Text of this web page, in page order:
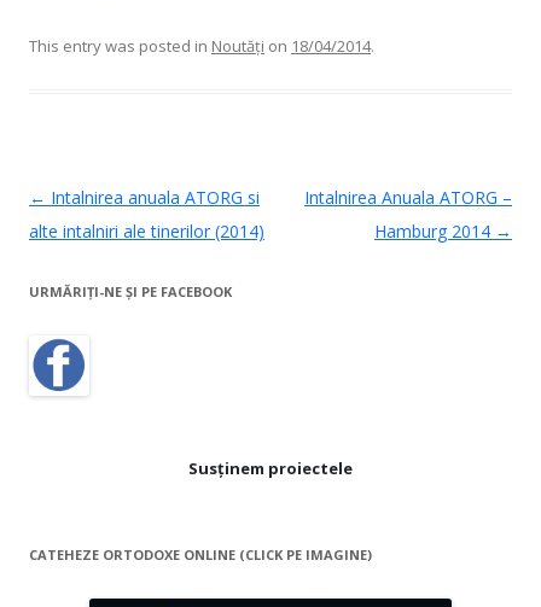
This entry was posted in Noutăţi on 18/04/2014.
Post navigation
← Intalnirea anuala ATORG si
alte intalniri ale tinerilor (2014)
Intalnirea Anuala ATORG –
Hamburg 2014 →
URMĂRIȚI-NE ŞI PE FACEBOOK
Susținem proiectele
CATEHEZE ORTODOXE ONLINE (CLICK PE IMAGINE)